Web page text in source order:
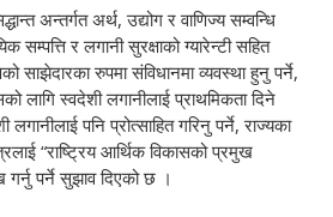
अन्तर्गत अर्थ, उद्योग र वाणिज्य सम्वन्धि
सम्पत्ति र लगानी सुरक्षाको ग्यारेन्टी सहित
साझेदारका रुपमा संविधानमा व्यवस्था हुनु पर्ने,
लागि स्वदेशी लगानीलाई प्राथमिकता दिने
लगानीलाई पनि प्रोत्साहित गरिनु पर्ने, राज्यका
“राष्ट्रिय आर्थिक विकासको प्रमुख
पर्ने सुझाव दिएको छ ।